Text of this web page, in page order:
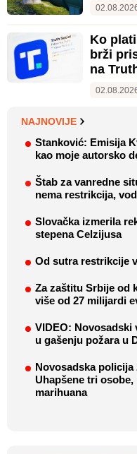
Ko
brži
na
NAJNOVIJE
Stanković: Emisija
kao moje autorsko
Štab za vanredne
nema restrikcija,
Slovačka izmerila
stepena Celzijusa
Od sutra restrikcije
Za zaštitu Srbije od
više od 27 milijardi
VIDEO:
u gašenju požara u
Novosadska
Uhapšene tri
marihuana